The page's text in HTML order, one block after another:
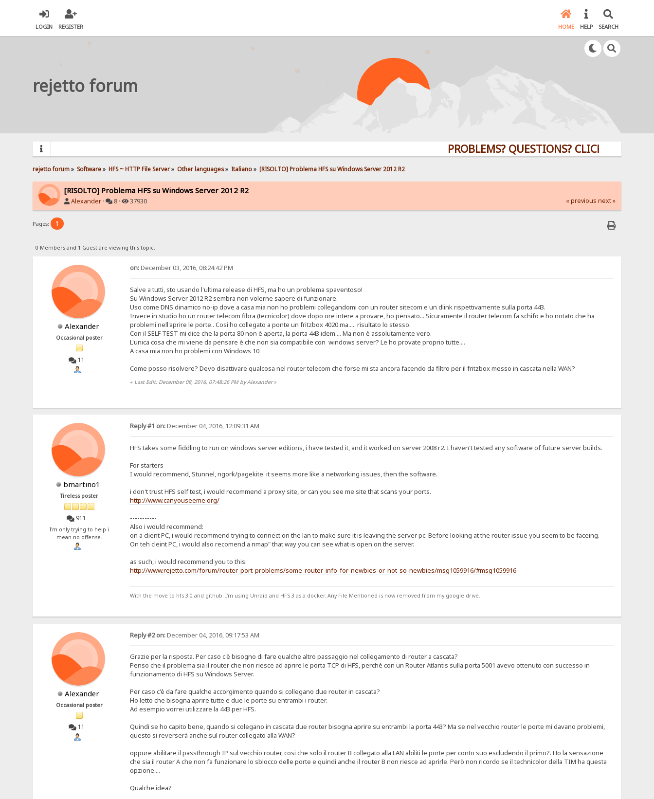
LOGIN REGISTER HOME HELP SEARCH
rejetto forum
PROBLEMS? QUESTIONS? CLICK HERE!
rejetto forum» Software» HFS ~ HTTP File Server» Other languages» Italiano» [RISOLTO] Problema HFS su Windows Server 2012 R2
[RISOLTO] Problema HFS su Windows Server 2012 R2
Alexander · 8 · 37930 « previous next »
Pages: 1
0 Members and 1 Guest are viewing this topic.
Alexander
Occasional poster
11
on:December 03, 2016, 08:24:42 PM
Salve a tutti, sto usando l'ultima release di HFS, ma ho un problema spaventoso!
Su Windows Server 2012 R2 sembra non volerne sapere di funzionare.
Uso come DNS dinamico no-ip dove a casa mia non ho problemi collegandomi con un router sitecom e un dlink rispettivamente sulla porta 443.
Invece in studio ho un router telecom fibra (tecnicolor) dove dopo ore intere a provare, ho pensato... Sicuramente il router telecom fa schifo e ho notato che ha
problemi nell'aprire le porte.. Cosi ho collegato a ponte un fritzbox 4020 ma..... risultato lo stesso.
Con il SELF TEST mi dice che la porta 80 non è aperta, la porta 443 idem.... Ma non è assolutamente vero.
L'unica cosa che mi viene da pensare è che non sia compatibile con windows server? Le ho provate proprio tutte....
A casa mia non ho problemi con Windows 10
Come posso risolvere? Devo disattivare qualcosa nel router telecom che forse mi sta ancora facendo da filtro per il fritzbox messo in cascata nella WAN?
« Last Edit: December 08, 2016, 07:48:26 PM by Alexander»
bmartino1
Tireless poster
911
I'm only trying to help i
mean no offense.
Reply #1 on:December 04, 2016, 12:09:31 AM
HFS takes some fiddling to run on windows server editions, i have tested it, and it worked on server 2008 r2. I haven't tested any software of future server builds.
For starters
I would recommend, Stunnel, ngork/pagekite. it seems more like a networking issues, then the software.
i don't trust HFS self test, i would recommend a proxy site, or can you see me site that scans your ports.
http://www.canyouseeme.org/
-----------
Also i would recommend:
on a client PC, i would recommend trying to connect on the lan to make sure it is leaving the server pc. Before looking at the router issue you seem to be faceing.
On teh cleint PC, i would also recomend a nmap" that way you can see what is open on the server.
as such, i would recommend you to this:
http://www.rejetto.com/forum/router-port-problems/some-router-info-for-newbies-or-not-so-newbies/msg1059916/#msg1059916
With the move to hfs 3.0 and github. I'm using Unraid and HFS 3 as a docker. Any File Mentioned is now removed from my google drive.
Alexander
Occasional poster
11
Reply #2 on:December 04, 2016, 09:17:53 AM
Grazie per la risposta. Per caso c'è bisogno di fare qualche altro passaggio nel collegamento di router a cascata?
Penso che il problema sia il router che non riesce ad aprire le porta TCP di HFS, perchè con un Router Atlantis sulla porta 5001 avevo ottenuto con successo in
funzionamento di HFS su Windows Server.
Per caso c'è da fare qualche accorgimento quando si collegano due router in cascata?
Ho letto che bisogna aprire tutte e due le porte su entrambi i router.
Ad esempio vorrei utilizzare la 443 per HFS.
Quindi se ho capito bene, quando si colegano in cascata due router bisogna aprire su entrambi la porta 443? Ma se nel vecchio router le porte mi davano problemi,
questo si reverserà anche sul router collegato alla WAN?
oppure abilitare il passthrough IP sul vecchio router, cosi che solo il router B collegato alla LAN abiliti le porte per conto suo escludendo il primo?. Ho la sensazione
che sia il router A che non fa funzionare lo sblocco delle porte e quindi anche il router B non riesce ad aprirle. Però non ricordo se il technicolor della TIM ha questa
opzione....
Qualche idea?